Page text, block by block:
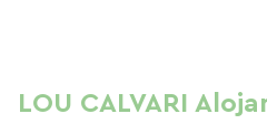
LOU CALVARI